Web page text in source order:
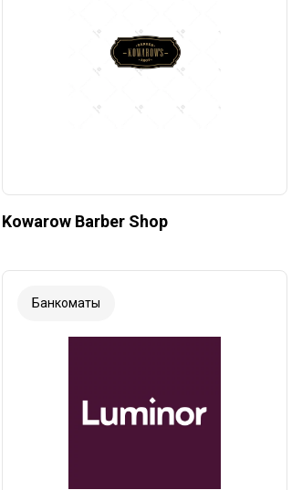
Kowarow Barber Shop
Банкоматы